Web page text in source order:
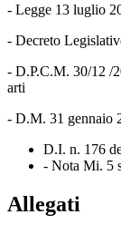
- Legge 13 luglio
- Decreto
- D.P.C.M. 30/12 /
arti
- D.M. 31 gennaio
D.I. n. 176
- Nota Mi. 5
Allegati